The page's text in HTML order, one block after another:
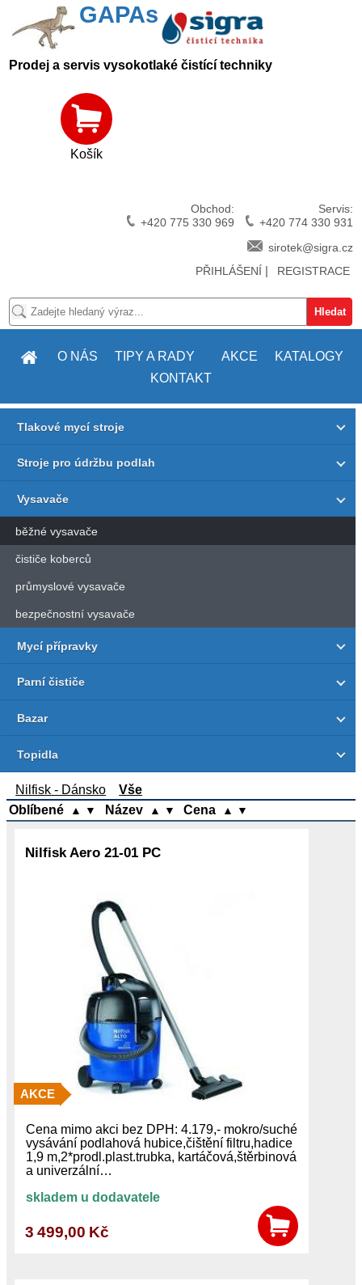
GAPAs
Prodej a servis vysokotlaké čistící techniky
Obchod:
+420 775 330 969
Servis:
+420 774 330 931
sirotek@sigra.cz
PŘIHLÁŠENÍ | REGISTRACE
Košík
O NÁS TIPY A RADY AKCE
KATALOGY
KONTAKT
Tlakové mycí stroje
Stroje pro údržbu podlah
Vysavače
běžné vysavače
čističe koberců
průmyslové vysavače
bezpečnostní vysavače
Mycí přípravky
Parní čističe
Bazar
Topidla
Nilfisk - Dánsko
Vše
Oblíbené
▲ ▼ Název ▲ ▼ Cena ▲ ▼
Nilfisk Aero 21-01 PC
AKCE
Cena mimo akci bez DPH: 4.179,- mokro/suché
vysávání podlahová hubice,čištění filtru,hadice
1,9 m,2*prodl.plast.trubka, kartáčová,štěrbinová
a univerzální…
skladem u dodavatele
3 499,00 Kč